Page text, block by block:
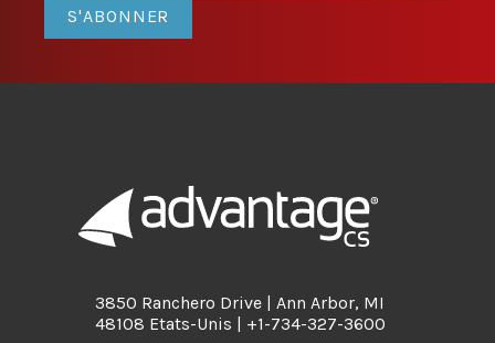
S'ABONNER
3850 Ranchero Drive | Ann Arbor, MI
48108 Etats-Unis | +1-734-327-3600